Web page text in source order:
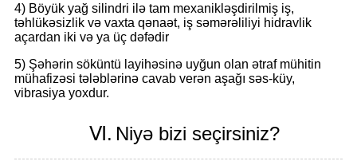
4) Böyük yağ silindri ilə tam mexanikləşdirilmiş iş,
təhlükəsizlik və vaxta qənaət, iş səmərəliliyi hidravlik
açardan iki və ya üç dəfədir
5) Şəhərin söküntü layihəsinə uyğun olan ətraf mühitin
mühafizəsi tələblərinə cavab verən aşağı səs-küy,
vibrasiya yoxdur.
Ⅵ. Niyə bizi seçirsiniz?